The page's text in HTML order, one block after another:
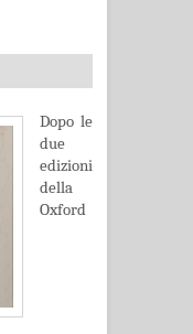
Dopo le
due
edizioni
della
Oxford